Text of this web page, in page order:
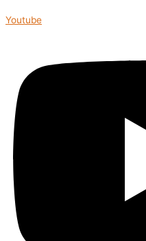
Youtube